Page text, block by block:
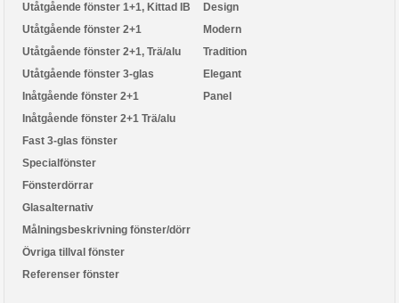
Utåtgående fönster 1+1, Kittad IB
Utåtgående fönster 2+1
Utåtgående fönster 2+1, Trä/alu
Utåtgående fönster 3-glas
Inåtgående fönster 2+1
Inåtgående fönster 2+1 Trä/alu
Fast 3-glas fönster
Specialfönster
Fönsterdörrar
Glasalternativ
Målningsbeskrivning fönster/dörr
Övriga tillval fönster
Referenser fönster
Design
Modern
Tradition
Elegant
Panel